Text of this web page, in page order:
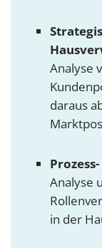
Analyse
daraus
Analyse
in der